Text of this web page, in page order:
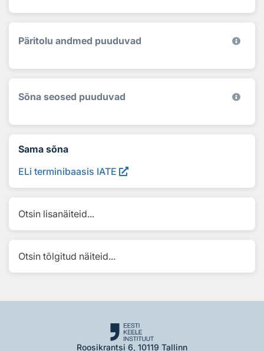
Päritolu andmed puuduvad
Sõna seosed puuduvad
Sama sõna
ELi terminibaasis IATE
Otsin lisanäiteid...
Otsin tõlgitud näiteid...
Roosikrantsi 6, 10119 Tallinn